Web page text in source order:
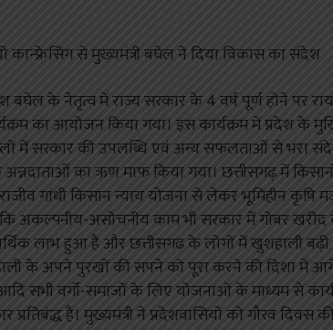
कान्फ्रेसिंग से मुख्यमंत्री बघेल ने दिया विकास का संदेश
बघेल के नेतृत्व में राज्य सरकार के 4 वर्ष पूर्ण होने पर
का आयोजन किया गया। इस कार्यक्रम में प्रदेश के
में सरकार की उपलब्धि एवं अन्य सफलताओं से भरा
का ऋण माफ किया गया। छत्तीसगढ़ में
गांधी किसान न्याय योजना से लेकर भूमिहीन कृषि
अकल्पनीय-असोचनीय काम भी सरकार में गोबर खरीद
लाभ हुआ है और छत्तीसगढ़ के लोगों में खुशहाली बढ़ी
के अपने पुरखों की सपने को पूरा करने की दिशा में
सभी वर्गो-समाजों के लिए योजनाओं के माध्यम से कार्य
है। मुख्यमंत्री ने प्रदेशवासियों को गौरव दिवस